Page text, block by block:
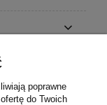
poprawne
do Twoich